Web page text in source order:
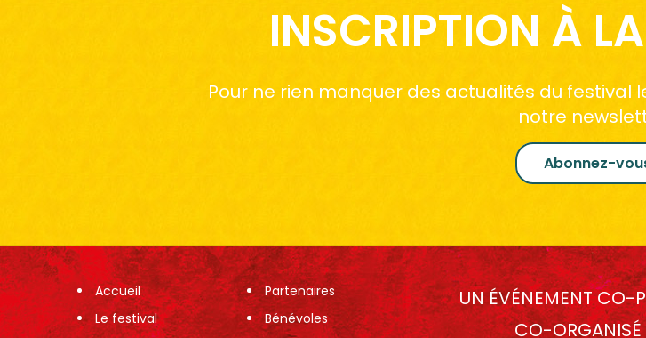
INSCRIPTION À
Pour ne rien manquer des actualités du festival
notre
Abonnez-
Accueil
Le festival
Partenaires
Bénévoles
UN ÉVÉNEMENT CO-
CO-ORGANISÉ